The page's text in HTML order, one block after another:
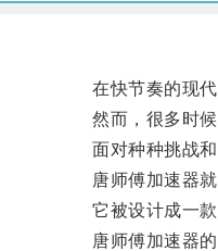
在快节奏的现代
然而，很多时候
面对种种挑战和
唐师傅加速器就
它被设计成一款
唐师傅加速器的